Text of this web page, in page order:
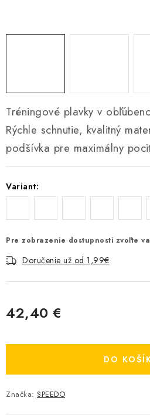
Tréningové plavky v
Rýchle schnutie, kvalitný
podšívka pre maximálny
Variant:
Pre zobrazenie dostupnosti zvoľte
Doručenie už od 1,99€
42,40 €
DO
Značka: SPEEDO